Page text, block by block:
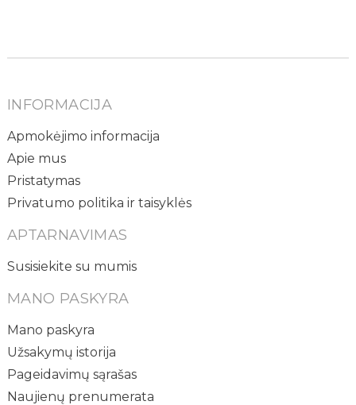
INFORMACIJA
Apmokėjimo informacija
Apie mus
Pristatymas
Privatumo politika ir taisyklės
APTARNAVIMAS
Susisiekite su mumis
MANO PASKYRA
Mano paskyra
Užsakymų istorija
Pageidavimų sąrašas
Naujienų prenumerata